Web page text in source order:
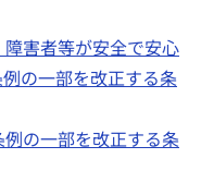
害者等が安全で安心
の一部を改正する条
の一部を改正する条